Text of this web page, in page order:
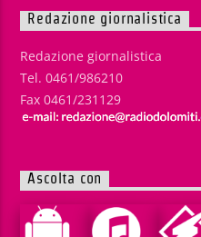
Redazione giornalistica
Redazione giornalistica
Tel. 0461/986210
Fax 0461/231129
Ascolta con